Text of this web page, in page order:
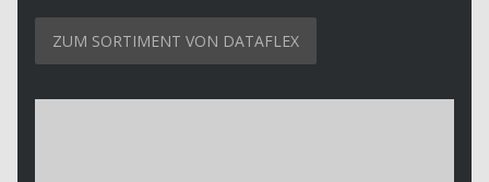
ZUM SORTIMENT VON DATAFLEX